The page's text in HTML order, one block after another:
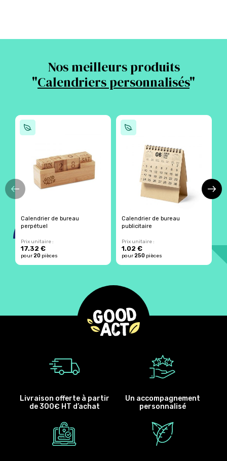
Nos meilleurs produits
"Calendriers personnalisés"
Calendrier de bureau
perpétuel
Prix unitaire :
17.32 €
pour20 pièces
Calendrier de bureau
publicitaire
Prix unitaire :
1.02 €
pour250 pièces
Livraison offerte à partir
de 300€ HT d’achat
Un accompagnement
personnalisé